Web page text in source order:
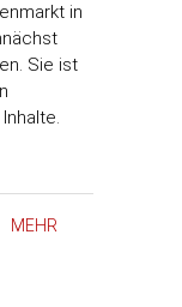
in
Sie ist
MEHR